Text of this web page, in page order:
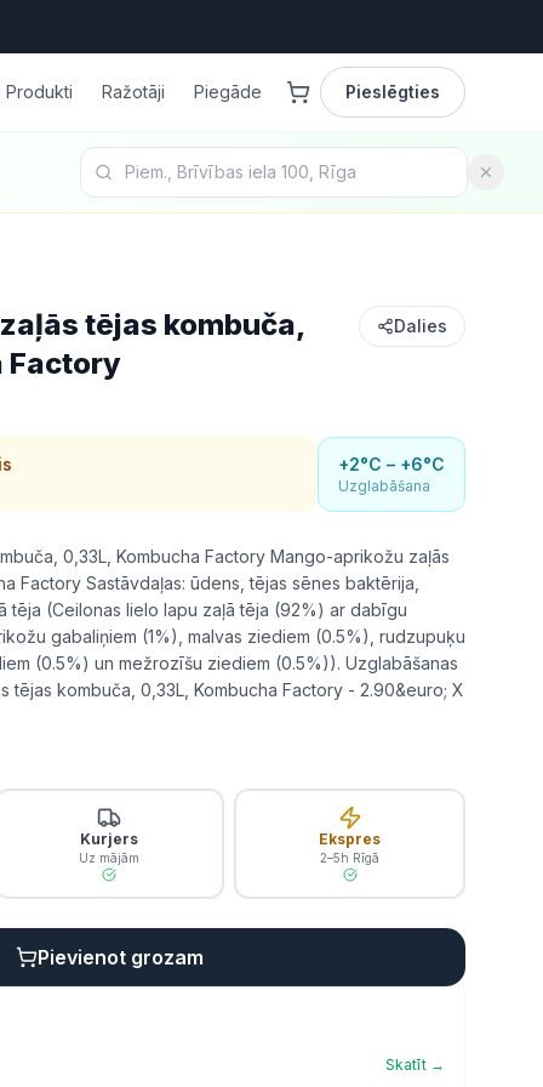
Produkti Ražotāji Piegāde Pieslēgties
tējas kombuča,
Factory
Dalies
+2°C – +6°C
Uzglabāšana
0,33L, Kombucha Factory Mango-aprikožu zaļās
Factory Sastāvdaļas: ūdens, tējas sēnes baktērija,
tēja (Ceilonas lielo lapu zaļā tēja (92%) ar dabīgu
gabaliņiem (1%), malvas ziediem (0.5%), rudzupuķu
(0.5%) un mežrozīšu ziediem (0.5%)). Uzglabāšanas
tējas kombuča, 0,33L, Kombucha Factory - 2.90&euro; X
Kurjers
Uz mājām
Ekspres
2–5h Rīgā
Pievienot grozam
Skatīt →